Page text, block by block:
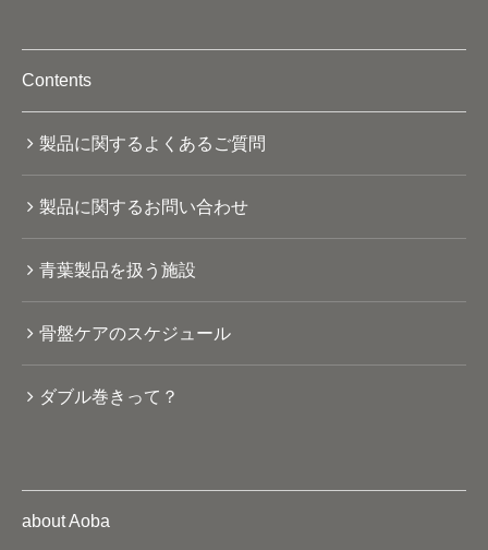
Contents
製品に関するよくあるご質問
製品に関するお問い合わせ
青葉製品を扱う施設
骨盤ケアのスケジュール
ダブル巻きって？
about Aoba